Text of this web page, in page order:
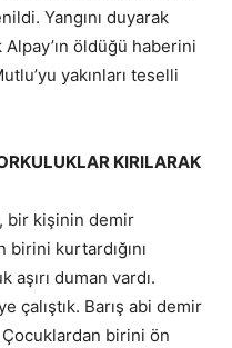
Yangını duyarak
öldüğü haberini
yakınları teselli
KIRILARAK
bir kişinin demir
birini kurtardığını
duman vardı.
çalıştık. Barış abi demir
Çocuklardan birini ön